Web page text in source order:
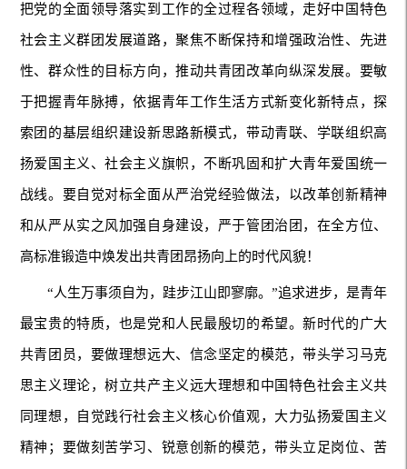
把党的全面领导落实到工作的全过程各领域，走好中国特色
社会主义群团发展道路，聚焦不断保持和增强政治性、先进
性、群众性的目标方向，推动共青团改革向纵深发展。要敏
于把握青年脉搏，依据青年工作生活方式新变化新特点，探
索团的基层组织建设新思路新模式，带动青联、学联组织高
扬爱国主义、社会主义旗帜，不断巩固和扩大青年爱国统一
战线。要自觉对标全面从严治党经验做法，以改革创新精神
和从严从实之风加强自身建设，严于管团治团，在全方位、
高标准锻造中焕发出共青团昂扬向上的时代风貌！
“人生万事须自为，跬步江山即寥廓。”追求进步，是青年
最宝贵的特质，也是党和人民最殷切的希望。新时代的广大
共青团员，要做理想远大、信念坚定的模范，带头学习马克
思主义理论，树立共产主义远大理想和中国特色社会主义共
同理想，自觉践行社会主义核心价值观，大力弘扬爱国主义
精神；要做刻苦学习、锐意创新的模范，带头立足岗位、苦